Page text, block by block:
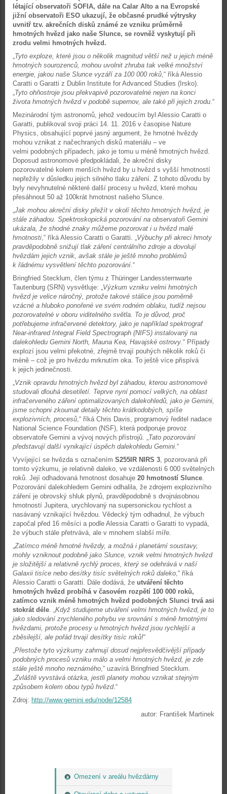
Omezení v areálu hvězdárny
létající observatoři SOFIA, dále na Calar Alto a na Evropské
jižní observatoři ESO ukazují, že občasné prudké výtrysky
uvnitř tzv. akrečních disků známé ze vzniku průměrně
hmotných hvězd jako naše Slunce, se rovněž vyskytují při
zrodu velmi hmotných hvězd.
„Tyto exploze, které jsou o několik magnitud větší než u jejich méně
hmotných sourozenců, mohou uvolnit zhruba tak velké množství
energie, jakou naše Slunce vyzáří za 100 000 roků,“ říká Alessio
Caratti o Garatti z Dublin Institute for Advanced Studies (Irsko).
„Tyto ohňostroje jsou překvapivě pozorovatelné nejen na konci
života hmotných hvězd v podobě supernov, ale také při jejich zrodu.“
Mezinárodní tým astronomů, jehož vedoucím byl Alessio Caratti o
Garatti, publikoval svoji práci 14. 11. 2016 v časopise Nature
Physics, obsahující poprvé jasný argument, že hmotné hvězdy
mohou vznikat z načechraných disků materiálu – ve
velmi podobných případech, jako je tomu u méně hmotných hvězd.
Doposud astronomové předpokládali, že akreční disky
pozorovatelné kolem menších hvězd by u hvězd s vyšší hmotností
nepřežily v důsledku jejich silného tlaku záření. Z tohoto důvodu by
byly nevyhnutelné některé další procesy u hvězd, které mohou
přesáhnout 50 až 100krát hmotnost našeho Slunce.
„Jak mohou akreční disky přežít v okolí těchto hmotných hvězd, je
stále záhadou. Spektroskopická pozorování na observatoři Gemini
ukázala, že shodné znaky můžeme pozorovat i u hvězd malé
hmotnosti,“ říká Alessio Caratti o Garatti. „Výbuchy při akreci hmoty
pravděpodobně snižují tlak záření centrálního zdroje a dovolují
hvězdám jejich vznik, avšak stále je ještě mnoho problémů
k řádnému vysvětlení těchto pozorování.“
Bringfried Stecklum, člen týmu z Thüringer Landessternwarte
Tautenburg (SRN) vysvětluje: „Výzkum vzniku velmi hmotných
hvězd je velice náročný, protože takové stálice jsou poměrně
vzácné a hluboko ponořené ve svém rodném oblaku, tudíž nejsou
pozorovatelné v oboru viditelného světla. To je důvod, proč
potřebujeme infračervené detektory, jako je například spektrograf
Near-infrared Integral Field Spectrograph (NIFS) instalovaný na
dalekohledu Gemini North, Mauna Kea, Havajské ostrovy.“ Případy
explozí jsou velmi překotné, zřejmě trvají pouhých několik roků či
méně – což je pro hvězdu mrknutím oka. To ještě více přispívá
k jejich jedinečnosti.
„Vznik opravdu hmotných hvězd byl záhadou, kterou astronomové
studovali dlouhá desetiletí. Teprve nyní pomocí velkých, na oblast
infračerveného záření optimalizovaných dalekohledů, jako je Gemini,
jsme schopni zkoumat detaily těchto krátkodobých, spíše
explozivních, procesů,“ říká Chris Davis, programový ředitel nadace
National Science Foundation (NSF), která podporuje provoz
observatoře Gemini a vývoj nových přístrojů. „Tato pozorování
představují další vynikající úspěch dalekohledu Gemini.“
Vyvíjející se hvězda s označením S255IR NIRS 3, pozorovaná při
tomto výzkumu, je relativně daleko, ve vzdálenosti 6 000 světelných
roků. Její odhadovaná hmotnost dosahuje 20 hmotností Slunce.
Pozorování dalekohledem Gemini odhalila, že zdrojem explozivního
záření je obrovský shluk plynů, pravděpodobně s dvojnásobnou
hmotností Jupitera, urychlovaný na supersonickou rychlost a
nasávaný vznikající hvězdou. Vědecký tým odhadnul, že výbuch
započal před 16 měsíci a podle Alessia Caratti o Garatti to vypadá,
že výbuch stále přetrvává, ale v mnohem slabší míře.
„Zatímco méně hmotné hvězdy, a možná i planetární soustavy,
mohly vzniknout podobně jako Slunce, vznik velmi hmotných hvězd
je složitější a relativně rychlý proces, který se odehrává v naší
Galaxii tisíce nebo desítky tisíc světelných roků daleko,“ říká
Alessio Caratti o Garatti. Dále dodává, že utváření těchto
hmotných hvězd probíhá v časovém rozpětí 100 000 roků,
zatímco vznik méně hmotných hvězd podobných Slunci trvá asi
stokrát déle. „Když studujeme utváření velmi hmotných hvězd, je to
jako sledování zrychleného pohybu ve srovnání s méně hmotnými
hvězdami, protože procesy u hmotných hvězd jsou rychlejší a
zběsilejší, ale pořád trvají desítky tisíc roků!“
„Přestože tyto výzkumy zahrnují dosud nejpřesvědčivější případy
podobných procesů vzniku málo a velmi hmotných hvězd, je zde
stále ještě mnoho neznámého,“ uzavírá Bringfried Stecklum.
„Zvláště vyvstává otázka, jestli planety mohou vznikat stejným
způsobem kolem obou typů hvězd.“
Zdroj: http://www.gemini.edu/node/12584
autor: František Martinek